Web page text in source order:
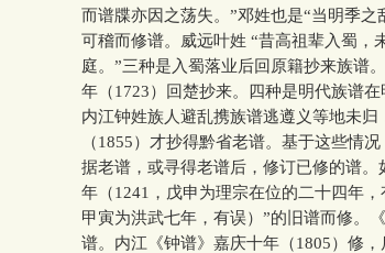
而谱牒亦因之荡失。”邓姓也是“当明季
可稽而修谱。威远叶姓 “昔高祖辈入蜀，
庭。”三种是入蜀落业后回原籍抄来族谱
年（1723）回楚抄来。四种是明代族谱
内江钟姓族人避乱携族谱逃遵义等地未
（1855）才抄得黔省老谱。基于这些情
据老谱，或寻得老谱后，修订已修的谱
年（1241，戊申为理宗在位的二十四年
甲寅为洪武七年，有误）”的旧谱而修。
谱。内江《钟谱》嘉庆十年（1805）修